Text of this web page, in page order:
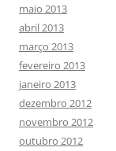
maio 2013
abril 2013
março 2013
fevereiro 2013
janeiro 2013
dezembro 2012
novembro 2012
outubro 2012